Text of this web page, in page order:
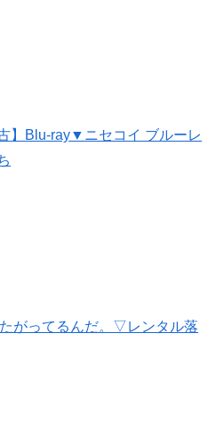
】Blu-ray▼ニセコイ ブルーレ
がってるんだ。▽レンタル落